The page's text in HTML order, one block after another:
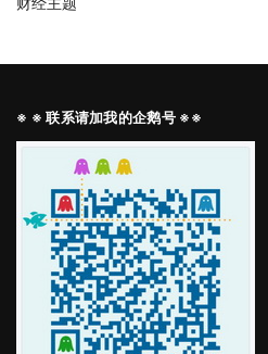
※ ※ 联系请加我的企鹅号 ※※